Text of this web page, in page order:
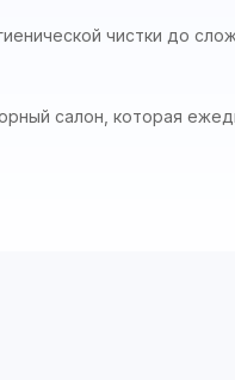
чистки до
салон, которая